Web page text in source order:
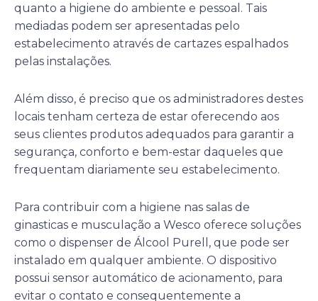
quanto a higiene do ambiente e pessoal. Tais
mediadas podem ser apresentadas pelo
estabelecimento através de cartazes espalhados
pelas instalações.
Além disso, é preciso que os administradores destes
locais tenham certeza de estar oferecendo aos
seus clientes produtos adequados para garantir a
segurança, conforto e bem-estar daqueles que
frequentam diariamente seu estabelecimento.
Para contribuir com a higiene nas salas de
ginasticas e musculação a Wesco oferece soluções
como o dispenser de Álcool Purell, que pode ser
instalado em qualquer ambiente. O dispositivo
possui sensor automático de acionamento, para
evitar o contato e consequentemente a